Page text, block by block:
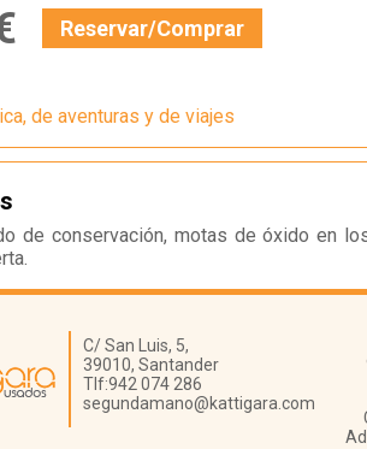
Reservar/Comprar
de aventuras y de viajes
de conservación, motas de óxido en
C/ San Luis, 5,
39010, Santander
Tlf:942 074 286
segundamano@kattigara.com